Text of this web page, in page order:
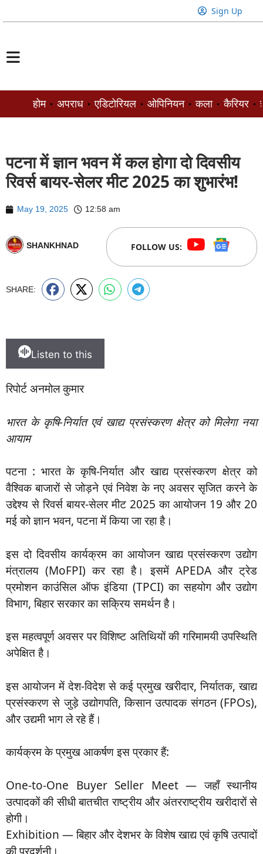
Sign Up
होम अपराध एडिटोरियल ओपिनियन कला कैरियर
पटना में ज्ञान भवन में कल होगा दो दिवसीय
रिवर्स बायर-सेलर मीट 2025 का शुभारंभ!
May 19, 2025 12:58 am
SHANKHNAD FOLLOW US:
SHARE:
Listen to this
रिपोर्ट अनमोल कुमार
भारत के कृषि-निर्यात एवं खाद्य प्रसंस्करण क्षेत्र को मिलेगा नया
आयाम
पटना : भारत के कृषि-निर्यात और खाद्य प्रसंस्करण क्षेत्र को
वैश्विक बाजारों से जोड़ने एवं निवेश के नए अवसर सृजित करने के
उद्देश्य से रिवर्स बायर-सेलर मीट 2025 का आयोजन 19 और 20
मई को ज्ञान भवन, पटना में किया जा रहा है।
इस दो दिवसीय कार्यक्रम का आयोजन खाद्य प्रसंस्करण उद्योग
मंत्रालय (MoFPI) कर रहा है। इसमें APEDA और ट्रेड
प्रमोशन काउंसिल ऑफ इंडिया (TPCI) का सहयोग और उद्योग
विभाग, बिहार सरकार का सक्रिय समर्थन है।
इस महत्वपूर्ण अवसर पर विशिष्ट अतिथियों की गरिमामयी उपस्थिति
अपेक्षित है।
इस आयोजन में देश-विदेश से कई प्रमुख खरीदार, निर्यातक, खाद्य
प्रसंस्करण से जुड़े उद्योगपति, किसान उत्पादक संगठन (FPOs),
और उद्यमी भाग ले रहे हैं।
कार्यक्रम के प्रमुख आकर्षण इस प्रकार हैं:
One-to-One Buyer Seller Meet — जहाँ स्थानीय
उत्पादकों की सीधी बातचीत राष्ट्रीय और अंतरराष्ट्रीय खरीदारों से
होगी।
Exhibition — बिहार और देशभर के विशेष खाद्य एवं कृषि उत्पादों
की प्रदर्शनी।